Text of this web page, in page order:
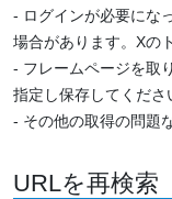
- ログインが必要にな
場合があります。Xの
- フレームページを取
指定し保存してくださ
- その他の取得の問題
URLを再検索